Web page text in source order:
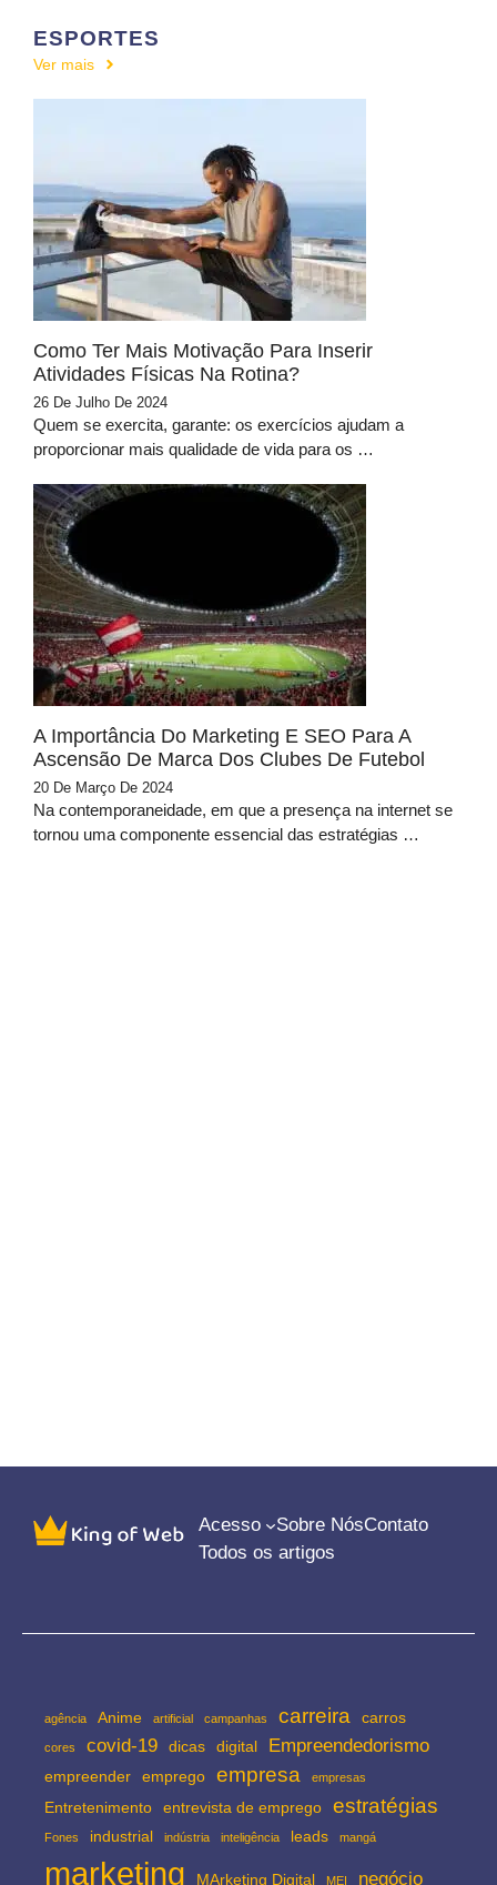
ESPORTES
Ver mais
Como Ter Mais Motivação Para Inserir
Atividades Físicas Na Rotina?
26 De Julho De 2024
Quem se exercita, garante: os exercícios ajudam a
proporcionar mais qualidade de vida para os …
A Importância Do Marketing E SEO Para A
Ascensão De Marca Dos Clubes De Futebol
20 De Março De 2024
Na contemporaneidade, em que a presença na internet se
tornou uma componente essencial das estratégias …
Acesso Sobre NósContato
Todos os artigos
agência Anime artificial campanhas carreira carros
cores covid-19 dicas digital Empreendedorismo
empreender emprego empresa empresas
Entretenimento entrevista de emprego estratégias
Fones industrial indústria inteligência leads mangá
marketing MArketing Digital MEI negócio